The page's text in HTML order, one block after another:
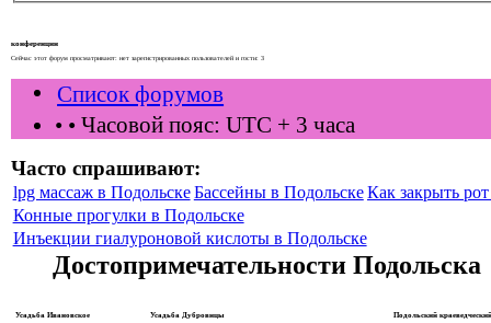
конференции
Сейчас этот форум просматривают: нет зарегистрированных пользователей и гости: 3
Список форумов
• • Часовой пояс: UTC + 3 часа
Часто спрашивают:
lpg массаж в Подольске Бассейны в ПодольскеКак закрыть
Конные прогулки в Подольске
Инъекции гиалуроновой кислоты в Подольске
Достопримечательности Подольска
Усадьба Ивановское Усадьба Дубровицы Подольский